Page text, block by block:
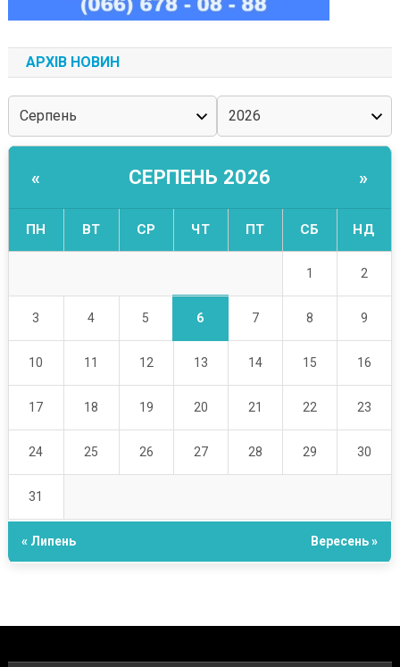
АРХІВ НОВИН
« СЕРПЕНЬ 2026 »
ПН ВТ СР ЧТ ПТ СБ НД
1 2
3 4 5 6 7 8 9
10 11 12 13 14 15 16
17 18 19 20 21 22 23
24 25 26 27 28 29 30
31
« Липень Вересень »